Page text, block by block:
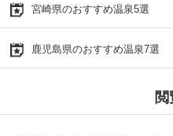
宮崎県のおすすめ温泉5選
鹿児島県のおすすめ温泉7選
閲